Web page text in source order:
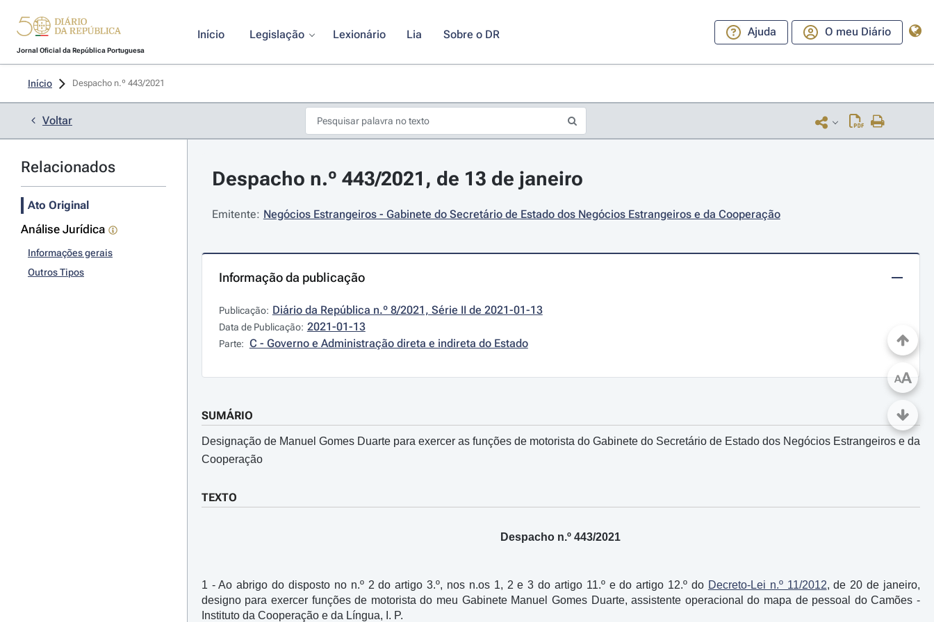
Jornal Oficial da República Portuguesa
Início Legislação Lexionário Lia Sobre o DR Ajuda O meu Diário
Início Despacho n.º 443/2021
Voltar
Relacionados
Ato Original
Análise Jurídica
Informações gerais
Outros Tipos
Despacho n.º 443/2021, de 13 de janeiro
Emitente: Negócios Estrangeiros - Gabinete do Secretário de Estado dos Negócios Estrangeiros e da Cooperação
Informação da publicação
Publicação: Diário da República n.º 8/2021, Série II de 2021-01-13
Data de Publicação: 2021-01-13
Parte: C - Governo e Administração direta e indireta do Estado
SUMÁRIO
Designação de Manuel Gomes Duarte para exercer as funções de motorista do Gabinete do Secretário de Estado dos Negócios Estrangeiros e da
Cooperação
TEXTO
Despacho n.º 443/2021
1 - Ao abrigo do disposto no n.º 2 do artigo 3.º, nos n.os 1, 2 e 3 do artigo 11.º e do artigo 12.º do Decreto-Lei n.º 11/2012, de 20 de janeiro,
designo para exercer funções de motorista do meu Gabinete Manuel Gomes Duarte, assistente operacional do mapa de pessoal do Camões -
Instituto da Cooperação e da Língua, I. P.
AA